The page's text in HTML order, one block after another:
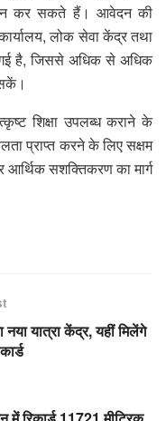
कर सकते हैं। आवेदन की
लोक सेवा केंद्र तथा
है, जिससे अधिक से अधिक
शिक्षा उपलब्ध कराने के
प्राप्त करने के लिए सक्षम
आर्थिक सशक्तिकरण का मार्ग
यात्रा केंद्र, यहीं मिलेंगे